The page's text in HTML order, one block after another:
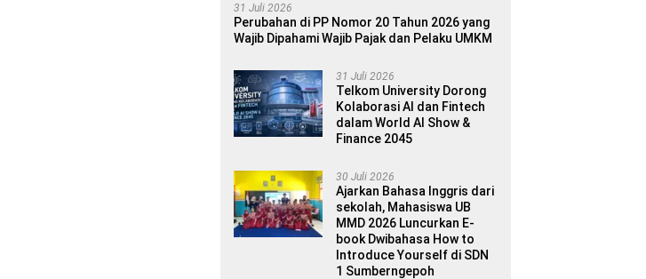
31 Juli 2026
Perubahan di PP Nomor 20 Tahun 2026 yang
Wajib Dipahami Wajib Pajak dan Pelaku UMKM
31 Juli 2026
Telkom University Dorong
Kolaborasi AI dan Fintech
dalam World AI Show &
Finance 2045
30 Juli 2026
Ajarkan Bahasa Inggris dari
sekolah, Mahasiswa UB
MMD 2026 Luncurkan E-
book Dwibahasa How to
Introduce Yourself di SDN
1 Sumberngepoh